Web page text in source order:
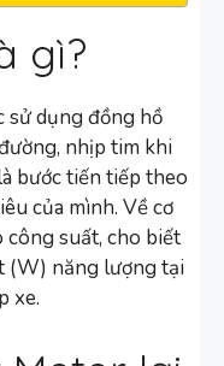
gì?
sử dụng đồng hồ
nhịp tim khi
bước tiến tiếp theo
của mình. Về cơ
suất, cho biết
(W) năng lượng tại
xe.